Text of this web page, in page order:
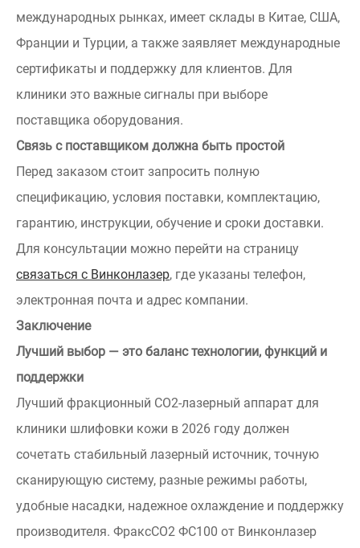
международных рынках, имеет склады в Китае, США,
Франции и Турции, а также заявляет международные
сертификаты и поддержку для клиентов. Для
клиники это важные сигналы при выборе
поставщика оборудования.
Связь с поставщиком должна быть простой
Перед заказом стоит запросить полную
спецификацию, условия поставки, комплектацию,
гарантию, инструкции, обучение и сроки доставки.
Для консультации можно перейти на страницу
связаться с Винконлазер, где указаны телефон,
электронная почта и адрес компании.
Заключение
Лучший выбор — это баланс технологии, функций и
поддержки
Лучший фракционный СО2-лазерный аппарат для
клиники шлифовки кожи в 2026 году должен
сочетать стабильный лазерный источник, точную
сканирующую систему, разные режимы работы,
удобные насадки, надежное охлаждение и поддержку
производителя. ФраксСО2 ФС100 от Винконлазер